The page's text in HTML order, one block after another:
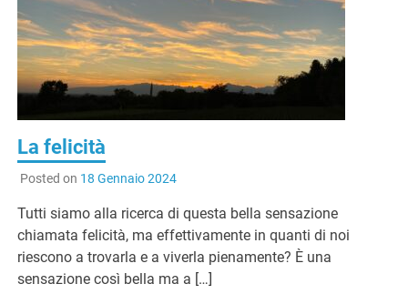
La felicità
Posted on 18 Gennaio 2024
Tutti siamo alla ricerca di questa bella sensazione
chiamata felicità, ma effettivamente in quanti di noi
riescono a trovarla e a viverla pienamente? È una
sensazione così bella ma a […]